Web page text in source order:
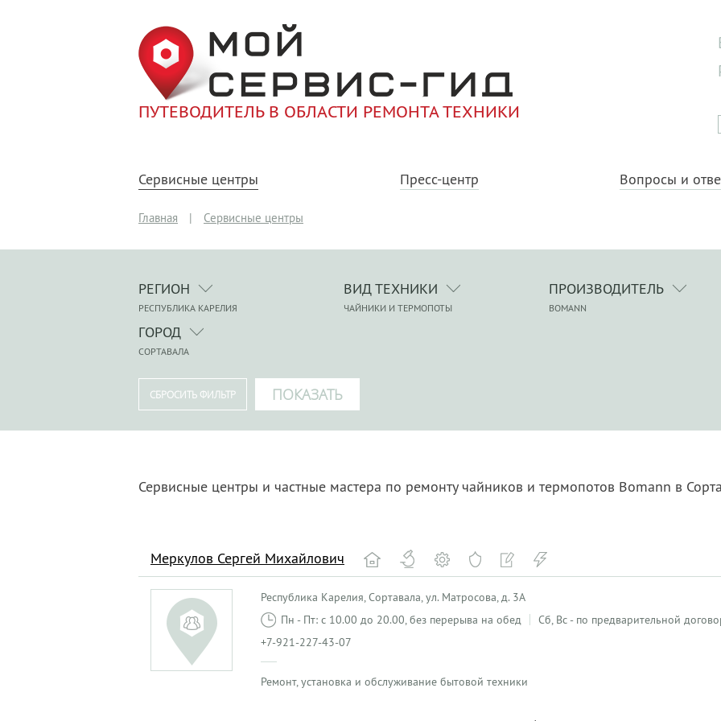
ПУТЕВОДИТЕЛЬ В ОБЛАСТИ РЕМОНТА ТЕХНИКИ
Сервисные центры Пресс-центр Вопросы и
Главная | Сервисные центры
РЕГИОН
РЕСПУБЛИКА КАРЕЛИЯ
ВИД ТЕХНИКИ
ЧАЙНИКИ И ТЕРМОПОТЫ
ПРОИЗВОДИТЕЛЬ
BOMANN
ГОРОД
СОРТАВАЛА
Сервисные центры и частные мастера по ремонту чайников и термопотов Bomann в
Меркулов Сергей Михайлович
Республика Карелия, Сортавала, ул. Матросова, д. 3А
Пн - Пт: с 10.00 до 20.00, без перерыва на обед
Сб, Вс - по предварительной
+7-921-227-43-07
Ремонт, установка и обслуживание бытовой техники